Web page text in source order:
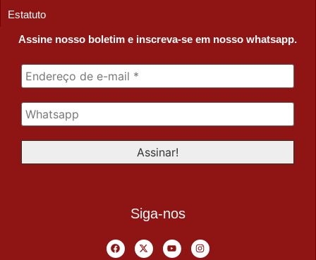
Estatuto
Assine nosso boletim e inscreva-se em nosso whatsapp.
Siga-nos